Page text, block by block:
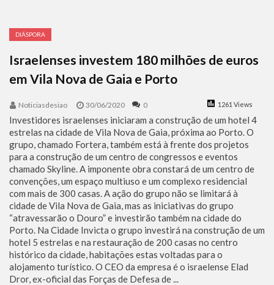
DIÁSPORA
Israelenses investem 180 milhões de euros
em Vila Nova de Gaia e Porto
Noticiasdesiao 30/06/2020 1261 Views
0
Investidores israelenses iniciaram a construção de um hotel 4
estrelas na cidade de Vila Nova de Gaia, próxima ao Porto. O
grupo, chamado Fortera, também está à frente dos projetos
para a construção de um centro de congressos e eventos
chamado Skyline. A imponente obra constará de um centro de
convenções, um espaço multiuso e um complexo residencial
com mais de 300 casas. A ação do grupo não se limitará à
cidade de Vila Nova de Gaia, mas as iniciativas do grupo
“atravessarão o Douro” e investirão também na cidade do
Porto. Na Cidade Invicta o grupo investirá na construção de um
hotel 5 estrelas e na restauração de 200 casas no centro
histórico da cidade, habitações estas voltadas para o
alojamento turístico. O CEO da empresa é o israelense Elad
Dror, ex-oficial das Forças de Defesa de ...